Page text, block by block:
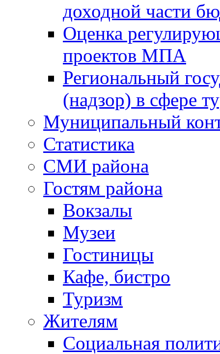
доходной части
Оценка
проектов МПА
Региональный
(надзор) в сфере
Муниципальный
Статистика
СМИ района
Гостям района
Вокзалы
Музеи
Гостиницы
Кафе, бистро
Туризм
Жителям
Социальная